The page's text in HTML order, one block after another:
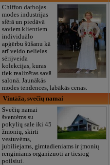
Chiffon darbojas
modes industrijas
sfērā un piedāvā
saviem klientiem
individuālo
apģērbu šūšanu kā
arī veido nelielas
sērijveida
kolekcijas, kuras
tiek realizētas savā
salonā. Jaunākās
modes tendences, labākās cenas.
Vintāža, svečių namai
Svečių namai
šventėms su
pokylių sale iki 45
žmonių, skirti
vestuvėms,
jubiliejams, gimtadieniams ir įmonių
renginiams organizuoti ar tiesiog
poilsiui.